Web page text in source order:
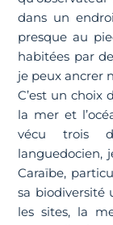
dans un
presque au
habitées par
je peux ancrer
C’est un choix
la mer et
vécu trois
languedocien,
Caraïbe,
sa biodiversité
les sites, la